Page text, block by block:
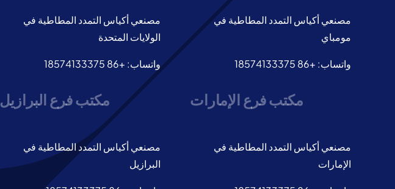
مصنعي أكياس التمدد المطاطية في
مومباي
واتساب: +86 18574133375
مكتب فرع الإمارات
مصنعي أكياس التمدد المطاطية في
الإمارات
مصنعي أكياس التمدد المطاطية في
الولايات المتحدة
واتساب: +86 18574133375
مكتب فرع البرازيل
مصنعي أكياس التمدد المطاطية في
البرازيل